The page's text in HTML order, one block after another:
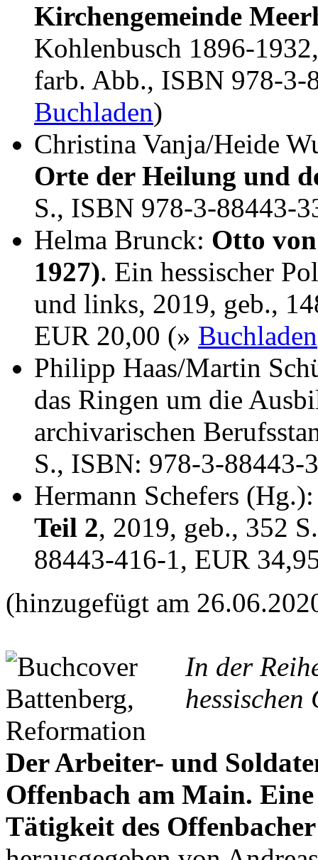
Kirchengemeinde
Kohlenbusch 1896-
farb. Abb., ISBN 978-3-
Buchladen)
Christina Vanja/Heide
Orte der Heilung und
S., ISBN 978-3-88443-
Helma Brunck: Otto
1927). Ein hessischer
und links, 2019, geb.,
EUR 20,00 (» Buchladen
Philipp Haas/Martin
das Ringen um die
archivarischen
S., ISBN: 978-3-
Hermann Schefers
Teil 2, 2019, geb., 352
88443-416-1, EUR
(hinzugefügt am
In der
hessischen
Der Arbeiter- und
Offenbach am Main.
Tätigkeit des